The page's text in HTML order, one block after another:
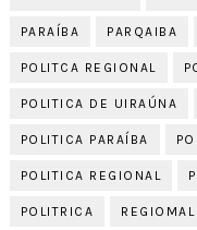
PARAÍBA PARQAIBA
POLITCA REGIONAL
POLITICA DE UIRAÚNA
POLITICA PARAÍBA
POLITICA REGIONAL
POLITRICA REGIOMAL